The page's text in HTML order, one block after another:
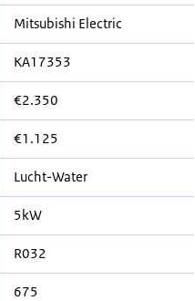
Mitsubishi Electric
KA17353
€2.350
€1.125
Lucht-Water
5kW
R032
675